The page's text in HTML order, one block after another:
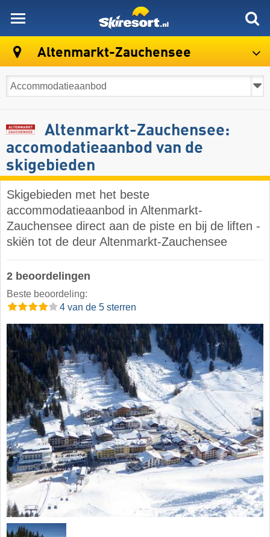
Altenmarkt-Zauchensee
Altenmarkt-Zauchensee:
accomodatieaanbod van de
skigebieden
Skigebieden met het beste
accommodatieaanbod in Altenmarkt-
Zauchensee direct aan de piste en bij de liften -
skiën tot de deur Altenmarkt-Zauchensee
2 beoordelingen
Beste beoordeling:
4 van de 5 sterren